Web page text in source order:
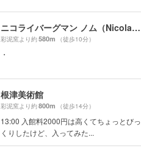
ニコライバーグマン ノム（Nicolai Bergmann NOMU ）
彩泥窯より約580m （徒歩10分）
・
根津美術館
彩泥窯より約800m （徒歩14分）
13:00 入館料2000円は高くてちょっとびっ
くりしたけど、入ってみた...